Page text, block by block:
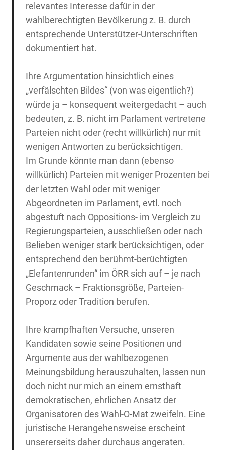
relevantes Interesse dafür in der
wahlberechtigten Bevölkerung z. B. durch
entsprechende Unterstützer-Unterschriften
dokumentiert hat.
Ihre Argumentation hinsichtlich eines
„verfälschten Bildes“ (von was eigentlich?)
würde ja – konsequent weitergedacht – auch
bedeuten, z. B. nicht im Parlament vertretene
Parteien nicht oder (recht willkürlich) nur mit
wenigen Antworten zu berücksichtigen.
Im Grunde könnte man dann (ebenso
willkürlich) Parteien mit weniger Prozenten bei
der letzten Wahl oder mit weniger
Abgeordneten im Parlament, evtl. noch
abgestuft nach Oppositions- im Vergleich zu
Regierungsparteien, ausschließen oder nach
Belieben weniger stark berücksichtigen, oder
entsprechend den berühmt-berüchtigten
„Elefantenrunden“ im ÖRR sich auf – je nach
Geschmack – Fraktionsgröße, Parteien-
Proporz oder Tradition berufen.
Ihre krampfhaften Versuche, unseren
Kandidaten sowie seine Positionen und
Argumente aus der wahlbezogenen
Meinungsbildung herauszuhalten, lassen nun
doch nicht nur mich an einem ernsthaft
demokratischen, ehrlichen Ansatz der
Organisatoren des Wahl-O-Mat zweifeln. Eine
juristische Herangehensweise erscheint
unsererseits daher durchaus angeraten.